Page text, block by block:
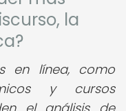
la
en línea, como
y cursos